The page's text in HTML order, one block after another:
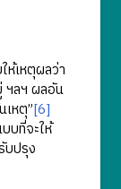
ห้เหตุผลว่า
ฯลฯ ผลอัน
หตุ”[6]
บที่จะให้
บปรุง